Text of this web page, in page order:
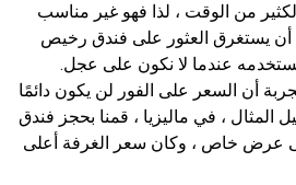
من الوقت ، لذا فهو غير مناسب
أن يستغرق العثور على فندق رخيص
عندما لا نكون على عجل.
أن السعر على الفور لن يكون دائمًا
المثال ، في ماليزيا ، قمنا بحجز فندق
عرض خاص ، وكان سعر الغرفة أعلى